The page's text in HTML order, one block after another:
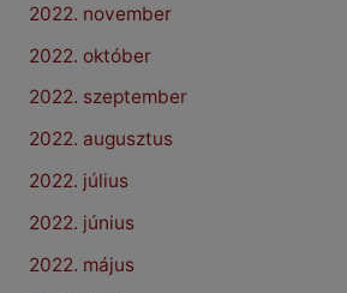
2022. november
2022. október
2022. szeptember
2022. augusztus
2022. július
2022. június
2022. május